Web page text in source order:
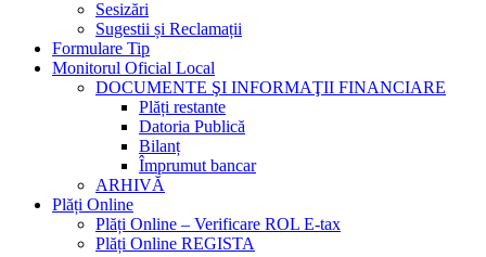
Sesizări
Sugestii și Reclamații
Formulare Tip
Monitorul Oficial Local
DOCUMENTE ŞI INFORMAŢII FINANCIARE
Plăți restante
Datoria Publică
Bilanț
Împrumut bancar
ARHIVĂ
Plăți Online
Plăți Online – Verificare ROL E-tax
Plăți Online REGISTA